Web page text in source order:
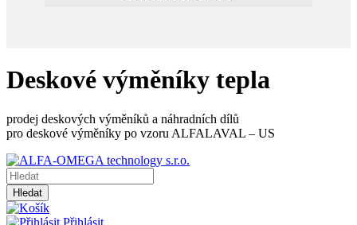
Deskové výměníky tepla
prodej deskových výměníků a náhradních dílů
pro deskové výměníky po vzoru ALFALAVAL – US
Hledat
Přihlásit